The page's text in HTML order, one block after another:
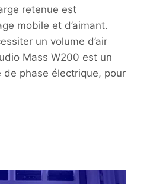
retenue est
mobile et d’aimant.
un volume d’air
Mass W200 est un
de phase électrique, pour